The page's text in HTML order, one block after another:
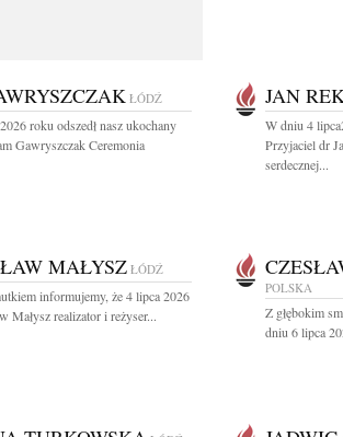
ŁÓDŹ
roku odszedł nasz ukochany
Gawryszczak Ceremonia
JAN
W dniu 4
Przyjaciel dr
serdecznej...
MAŁYSZ ŁÓDŹ
informujemy, że 4 lipca 2026
Małysz realizator i reżyser...
POLSKA
Z głębokim
dniu 6 lipca